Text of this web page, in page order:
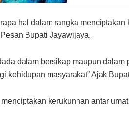
hal dalam rangka menciptakan
Bupati Jayawijaya.
dalam bersikap maupun dalam
kehidupan masyarakat” Ajak
kerukunnan antar